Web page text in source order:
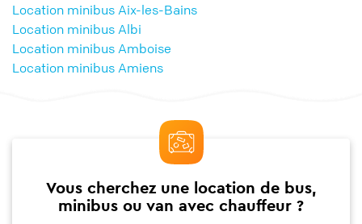
Location minibus Aix-les-Bains
Location minibus Albi
Location minibus Amboise
Location minibus Amiens
Vous cherchez une location de bus,
minibus ou van avec chauffeur ?